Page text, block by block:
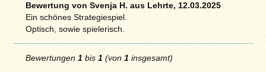
Bewertung von Svenja H. aus Lehrte, 12.03.2025
Ein schönes Strategiespiel.
Optisch, sowie spielerisch.
Bewertungen 1 bis 1 (von 1 insgesamt)